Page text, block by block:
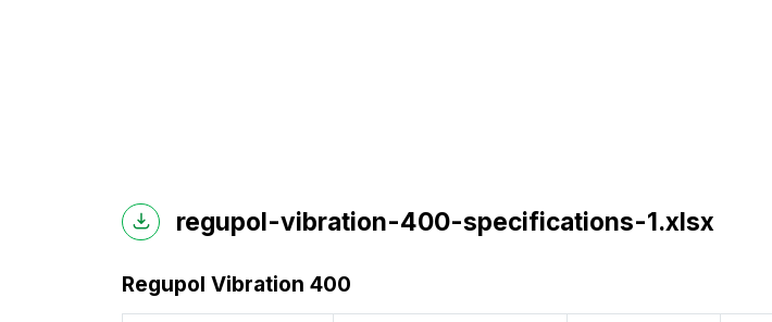
regupol-vibration-400-specifications-1.xlsx
Regupol Vibration 400